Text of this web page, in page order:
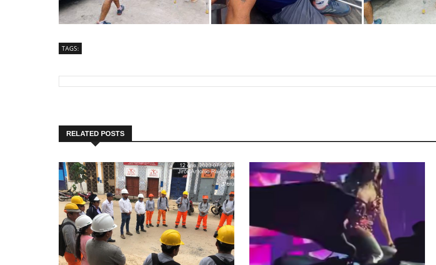
TAGS:
RELATED POSTS